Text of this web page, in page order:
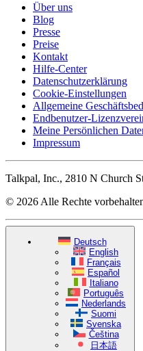
Über uns
Blog
Presse
Preise
Kontakt
Hilfe-Center
Datenschutzerklärung
Cookie-Einstellungen
Allgemeine
Endbenutzer-
Meine Persönlichen
Impressum
Talkpal, Inc., 2810 N Church
© 2026 Alle Rechte
Deutsch
English
Français
Español
Italiano
Português
Nederlands
Suomi
Svenska
Čeština
日本語